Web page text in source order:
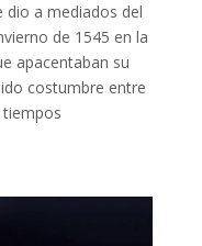
dio a mediados del
de 1545 en la
apacentaban su
costumbre entre
tiempos